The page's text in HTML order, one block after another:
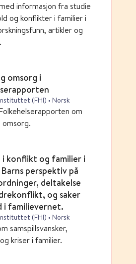
informasjon fra studie
og konflikter i familier i
artikler og
omsorg i
(FHI) • Norsk
om
omsorg.
i konflikt og familier i
perspektiv på
deltakelse
og saker
i familievernet.
(FHI) • Norsk
samspillsvansker,
kriser i familier.